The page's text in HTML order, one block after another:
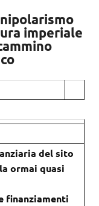
imperiale
del sito
ormai quasi
finanziamenti